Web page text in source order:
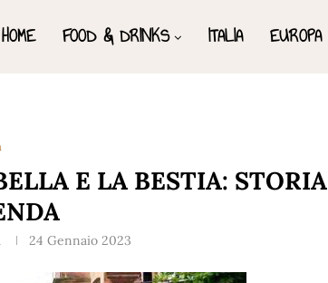
HOME FOOD & DRINKS ITALIA EUROPA
E LA BESTIA: STORIA
24 Gennaio 2023